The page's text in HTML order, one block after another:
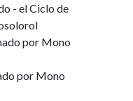
- el Ciclo de
por Mono
por Mono